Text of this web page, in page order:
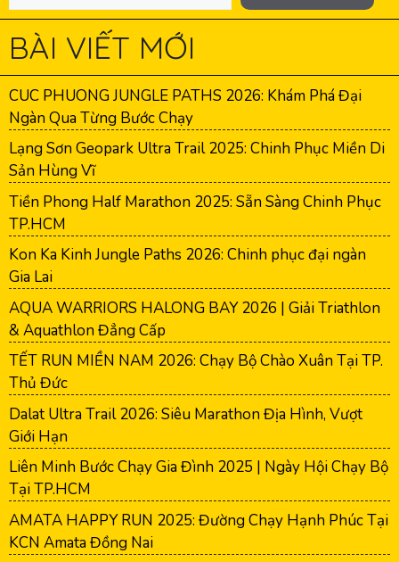
BÀI VIẾT MỚI
CUC PHUONG JUNGLE PATHS 2026: Khám Phá Đại
Ngàn Qua Từng Bước Chạy
Lạng Sơn Geopark Ultra Trail 2025: Chinh Phục Miền Di
Sản Hùng Vĩ
Tiền Phong Half Marathon 2025: Sẵn Sàng Chinh Phục
TP.HCM
Kon Ka Kinh Jungle Paths 2026: Chinh phục đại ngàn
Gia Lai
AQUA WARRIORS HALONG BAY 2026 | Giải Triathlon
& Aquathlon Đẳng Cấp
TẾT RUN MIỀN NAM 2026: Chạy Bộ Chào Xuân Tại TP.
Thủ Đức
Dalat Ultra Trail 2026: Siêu Marathon Địa Hình, Vượt
Giới Hạn
Liên Minh Bước Chạy Gia Đình 2025 | Ngày Hội Chạy Bộ
Tại TP.HCM
AMATA HAPPY RUN 2025: Đường Chạy Hạnh Phúc Tại
KCN Amata Đồng Nai